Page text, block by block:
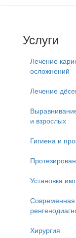
Услуги
Лечение
осложнений
Лечение
и взрослых
Гигиена и
Установка
Современная
Хирургия